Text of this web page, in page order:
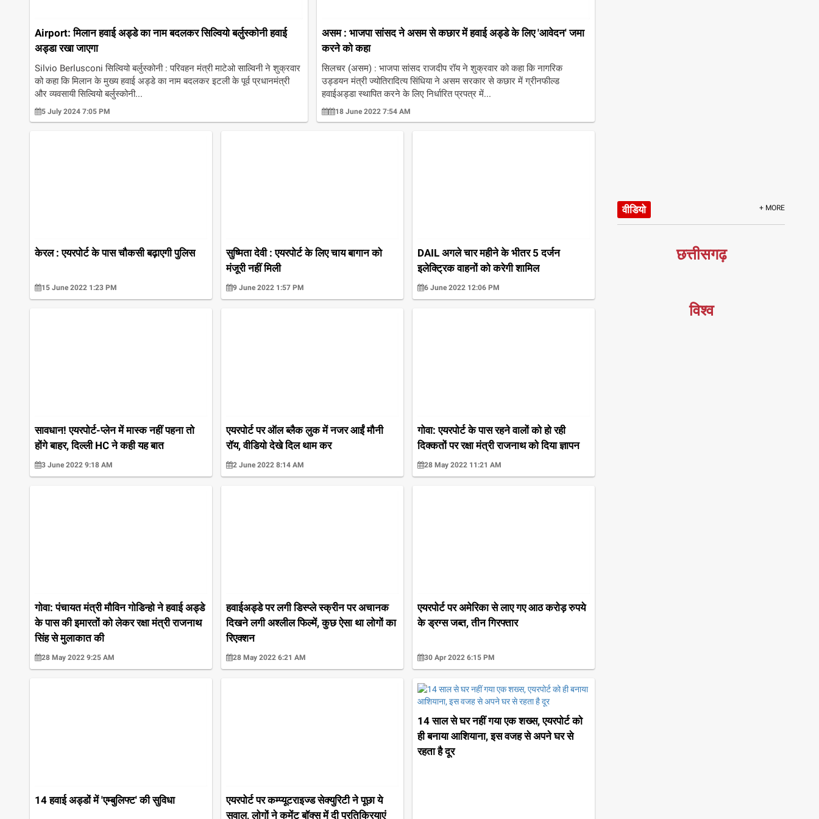
Airport: मिलान हवाई अड्डे का नाम बदलकर सिल्वियो बर्लुस्कोनी हवाई
अड्डा रखा जाएगा
Silvio Berlusconi सिल्वियो बर्लुस्कोनी : परिवहन मंत्री माटेओ साल्विनी ने शुक्रवार
को कहा कि मिलान के मुख्य हवाई अड्डे का नाम बदलकर इटली के पूर्व प्रधानमंत्री
और व्यवसायी सिल्वियो बर्लुस्कोनी...
5 July 2024 7:05 PM
असम : भाजपा सांसद ने असम से कछार में हवाई अड्डे के लिए 'आवेदन' जमा
करने को कहा
सिलचर (असम) : भाजपा सांसद राजदीप रॉय ने शुक्रवार को कहा कि नागरिक
उड्डयन मंत्री ज्योतिरादित्य सिंधिया ने असम सरकार से कछार में ग्रीनफील्ड
हवाईअड्डा स्थापित करने के लिए निर्धारित प्रपत्र में...
18 June 2022 7:54 AM
केरल : एयरपोर्ट के पास चौकसी बढ़ाएगी पुलिस
15 June 2022 1:23 PM
सुष्मिता देवी : एयरपोर्ट के लिए चाय बागान को
मंजूरी नहीं मिली
9 June 2022 1:57 PM
DAIL अगले चार महीने के भीतर 5 दर्जन
इलेक्ट्रिक वाहनों को करेगी शामिल
6 June 2022 12:06 PM
सावधान! एयरपोर्ट-प्लेन में मास्क नहीं पहना तो
होंगे बाहर, दिल्ली HC ने कही यह बात
3 June 2022 9:18 AM
एयरपोर्ट पर ऑल ब्लैक लुक में नजर आईं मौनी
रॉय, वीडियो देखे दिल थाम कर
2 June 2022 8:14 AM
गोवा: एयरपोर्ट के पास रहने वालों को हो रही
दिक्कतों पर रक्षा मंत्री राजनाथ को दिया ज्ञापन
28 May 2022 11:21 AM
गोवा: पंचायत मंत्री मौविन गोडिन्हो ने हवाई अड्डे
के पास की इमारतों को लेकर रक्षा मंत्री राजनाथ
सिंह से मुलाकात की
28 May 2022 9:25 AM
हवाईअड्डे पर लगी डिस्प्ले स्क्रीन पर अचानक
दिखने लगी अश्लील फिल्में, कुछ ऐसा था लोगों का
रिएक्शन
28 May 2022 6:21 AM
एयरपोर्ट पर अमेरिका से लाए गए आठ करोड़ रुपये
के ड्रग्स जब्त, तीन गिरफ्तार
30 Apr 2022 6:15 PM
14 हवाई अड्डों में 'एम्बुलिफ्ट' की सुविधा
एयरपोर्ट पर कम्प्यूटराइज्ड सेक्युरिटी ने पूछा ये
सवाल, लोगों ने कमेंट बॉक्स में दी प्रतिक्रियाएं
14 साल से घर नहीं गया एक शख्स, एयरपोर्ट को
ही बनाया आशियाना, इस वजह से अपने घर से
रहता है दूर
वीडियो + MORE
छत्तीसगढ़
विश्व